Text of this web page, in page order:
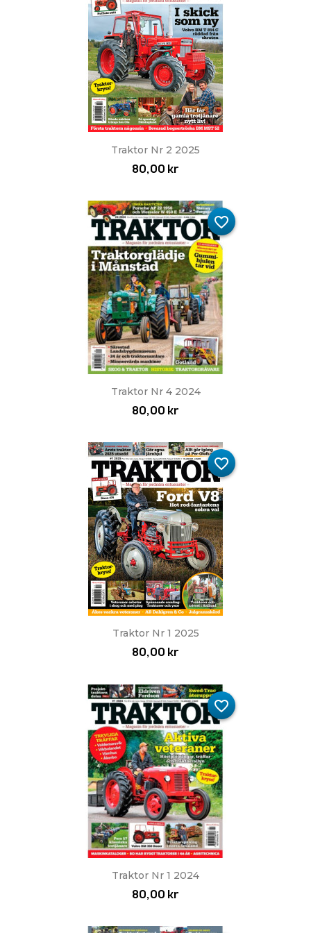
Traktor Nr 2 2025
80,00 kr
Traktor Nr 4 2024
80,00 kr
favorite_border
Traktor Nr 1 2025
80,00 kr
favorite_border
Traktor Nr 1 2024
80,00 kr
favorite_border